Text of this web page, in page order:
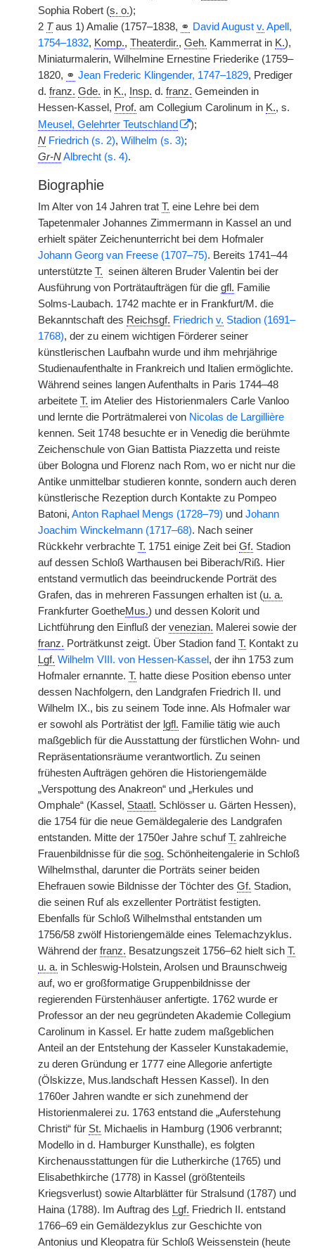
Sophia Robert (s. o.);
2 Taus 1) Amalie (1757–1838, ⚭ David August v. Apell,
1754–1832, Komp., Theaterdir., Geh. Kammerrat in K.),
Miniaturmalerin, Wilhelmine Ernestine Friederike (1759–
1820, ⚭ Jean Frederic Klingender, 1747–1829, Prediger
d. franz. Gde. in K., Insp. d. franz. Gemeinden in
Hessen-Kassel, Prof. am Collegium Carolinum in K., s.
Meusel, Gelehrter Teutschland
);
N Friedrich (s. 2), Wilhelm (s. 3);
Gr-NAlbrecht (s. 4).
Biographie
Im Alter von 14 Jahren trat T. eine Lehre bei dem
Tapetenmaler Johannes Zimmermann in Kassel an und
erhielt später Zeichenunterricht bei dem Hofmaler
Johann Georg van Freese (1707–75). Bereits 1741–44
unterstützte T. seinen älteren Bruder Valentin bei der
Ausführung von Porträtaufträgen für die gfl. Familie
Solms-Laubach. 1742 machte er in Frankfurt/M. die
Bekanntschaft des Reichsgf. Friedrich v. Stadion (1691–
1768), der zu einem wichtigen Förderer seiner
künstlerischen Laufbahn wurde und ihm mehrjährige
Studienaufenthalte in Frankreich und Italien ermöglichte.
Während seines langen Aufenthalts in Paris 1744–48
arbeitete T. im Atelier des Historienmalers Carle Vanloo
und lernte die Porträtmalerei von Nicolas de Largillière
kennen. Seit 1748 besuchte er in Venedig die berühmte
Zeichenschule von Gian Battista Piazzetta und reiste
über Bologna und Florenz nach Rom, wo er nicht nur die
Antike unmittelbar studieren konnte, sondern auch deren
künstlerische Rezeption durch Kontakte zu Pompeo
Batoni, Anton Raphael Mengs (1728–79) und Johann
Joachim Winckelmann (1717–68). Nach seiner
Rückkehr verbrachte T. 1751 einige Zeit bei Gf. Stadion
auf dessen Schloß Warthausen bei Biberach/Riß. Hier
entstand vermutlich das beeindruckende Porträt des
Grafen, das in mehreren Fassungen erhalten ist (u. a.
Frankfurter GoetheMus.) und dessen Kolorit und
Lichtführung den Einfluß der venezian. Malerei sowie der
franz. Porträtkunst zeigt. Über Stadion fand T. Kontakt zu
Lgf. Wilhelm VIII. von Hessen-Kassel , der ihn 1753 zum
Hofmaler ernannte. T. hatte diese Position ebenso unter
dessen Nachfolgern, den Landgrafen Friedrich II. und
Wilhelm IX., bis zu seinem Tode inne. Als Hofmaler war
er sowohl als Porträtist der lgfl. Familie tätig wie auch
maßgeblich für die Ausstattung der fürstlichen Wohn- und
Repräsentationsräume verantwortlich. Zu seinen
frühesten Aufträgen gehören die Historiengemälde
„Verspottung des Anakreon“ und „Herkules und
Omphale“ (Kassel, Staatl. Schlösser u. Gärten Hessen),
die 1754 für die neue Gemäldegalerie des Landgrafen
entstanden. Mitte der 1750er Jahre schufT. zahlreiche
Frauenbildnisse für die sog. Schönheitengalerie in Schloß
Wilhelmsthal, darunter die Porträts seiner beiden
Ehefrauen sowie Bildnisse der Töchter des Gf. Stadion,
die seinen Ruf als exzellenter Porträtist festigten.
Ebenfalls für Schloß Wilhelmsthal entstanden um
1756/58 zwölf Historiengemälde eines Telemachzyklus.
Während der franz. Besatzungszeit 1756–62 hielt sich T.
u. a. in Schleswig-Holstein, Arolsen und Braunschweig
auf, wo er großformatige Gruppenbildnisse der
regierenden Fürstenhäuser anfertigte. 1762 wurde er
Professor an der neu gegründeten Akademie Collegium
Carolinum in Kassel. Er hatte zudem maßgeblichen
Anteil an der Entstehung der Kasseler Kunstakademie,
zu deren Gründung er 1777 eine Allegorie anfertigte
(Ölskizze, Mus.landschaft Hessen Kassel). In den
1760er Jahren wandte er sich zunehmend der
Historienmalerei zu. 1763 entstand die „Auferstehung
Christi“ für St. Michaelis in Hamburg (1906 verbrannt;
Modello in d. Hamburger Kunsthalle), es folgten
Kirchenausstattungen für die Lutherkirche (1765) und
Elisabethkirche (1778) in Kassel (größtenteils
Kriegsverlust) sowie Altarblätter für Stralsund (1787) und
Haina (1788). Im Auftrag des Lgf. Friedrich II. entstand
1766–69 ein Gemäldezyklus zur Geschichte von
Antonius und Kleopatra für Schloß Weissenstein (heute